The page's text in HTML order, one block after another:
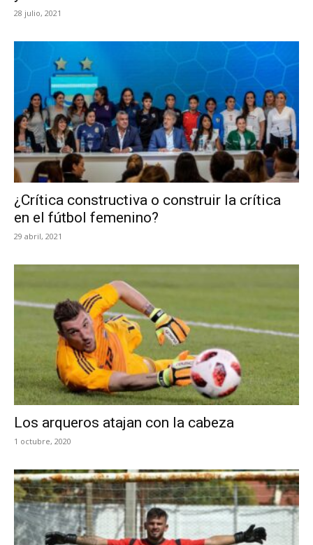
28 julio, 2021
¿Crítica constructiva o construir la crítica
en el fútbol femenino?
29 abril, 2021
Los arqueros atajan con la cabeza
1 octubre, 2020